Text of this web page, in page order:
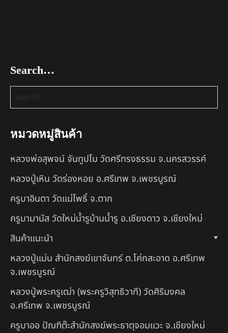
Search…
หมวดหมู่สินค้า
หลวงพ่อสุพจน์ จันทูปโม วัดศรีทรงธรรม จ.นครสวรรค์
หลวงปู่เหิน วัดร่องหอย อ.ศรีเทพ จ.เพชรบูรณ์
ครูบาอินตา วัดแม่โพธิ์ จ.ตาก
ครูบามานัส วัดใหม่น้ำรูบ้านน้ำรู อ.เชียงดาว จ.เชียงใหม่
สินค้าแนะนำ
หลวงปู่แม่น สำนักสงฆ์เขาจันทร์ ต.โค่กสะอาด อ.ศรีเทพ
จ.เพชรบูรณ์
หลวงปู่พระครูเฒ่า (พระครูวิสุทธิวาที) วัดศิริมงคล
อ.ศรีเทพ จ.เพชรบูรณ์
ครูบาออ ปัณฑิต๊ะสำนักสงฆ์พระธาตุจอมแวะ จ.เชียงใหม่